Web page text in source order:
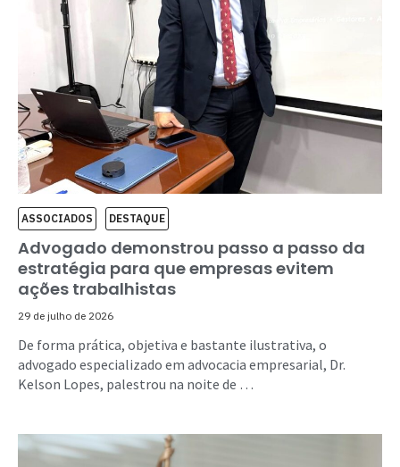
ASSOCIADOS DESTAQUE
Advogado demonstrou passo a passo da
estratégia para que empresas evitem
ações trabalhistas
29 de julho de 2026
De forma prática, objetiva e bastante ilustrativa, o
advogado especializado em advocacia empresarial, Dr.
Kelson Lopes, palestrou na noite de …